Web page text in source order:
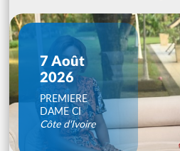
7 Août
2026
PREMIERE
DAME CI
Côte d'Ivoire